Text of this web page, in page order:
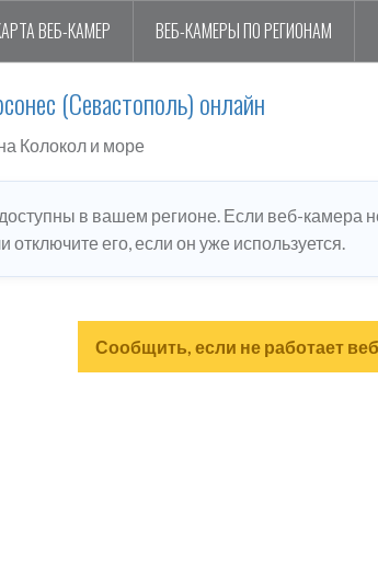
ВЕБ-КАМЕР ВЕБ-КАМЕРЫ ПО РЕГИОНАМ
(Севастополь) онлайн
Колокол и море
в вашем регионе. Если веб-камера
его, если он уже используется.
Сообщить, если не работает